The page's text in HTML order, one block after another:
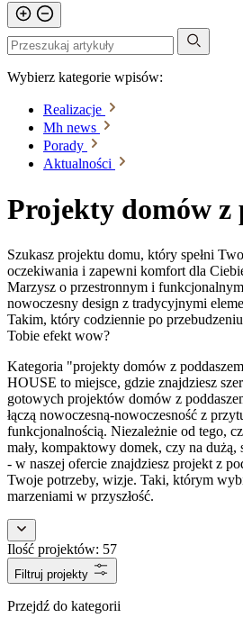
Wybierz kategorie wpisów:
Realizacje
Mh news
Porady
Aktualności
Projekty domów z
Szukasz projektu domu, który spełni
oczekiwania i zapewni komfort dla
Marzysz o przestronnym i
nowoczesny design z tradycyjnymi
Takim, który codziennie po
Tobie efekt wow?
Kategoria "projekty domów z
HOUSE to miejsce, gdzie znajdziesz
gotowych projektów domów z
łączą nowoczesną-nowoczesność z
funkcjonalnością. Niezależnie od tego,
mały, kompaktowy domek, czy na
- w naszej ofercie znajdziesz projekt z
Twoje potrzeby, wizje. Taki, którym
marzeniami w przyszłość.
Ilość projektów: 57
Filtruj projekty
Przejdź do kategorii